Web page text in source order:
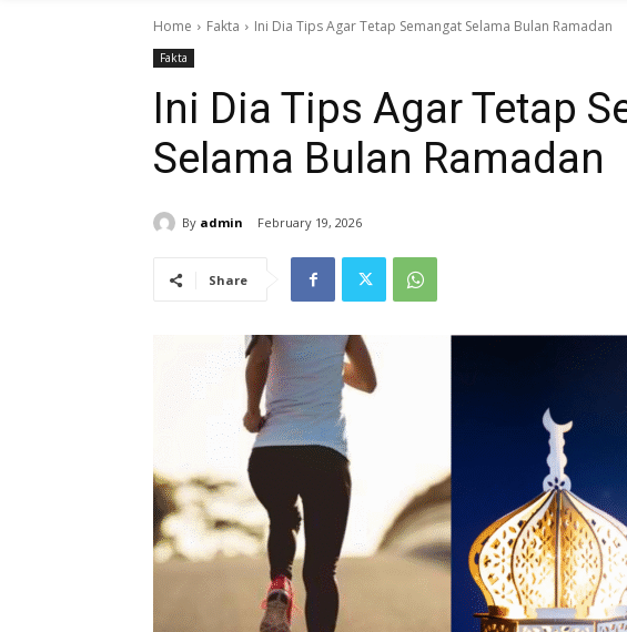
Home Fakta Ini Dia Tips Agar Tetap Semangat Selama Bulan Ramadan
Fakta
Ini Dia Tips Agar Tetap
Selama Bulan Ramadan
By admin February 19, 2026
Share